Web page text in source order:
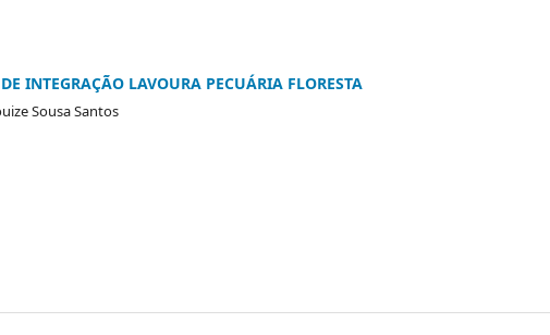
INTEGRAÇÃO LAVOURA PECUÁRIA FLORESTA
Sousa Santos